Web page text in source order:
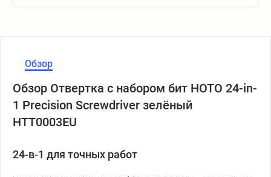
Обзор
Обзор Отвертка с набором бит HOTO 24-in-
1 Precision Screwdriver зелёный
HTT0003EU
24-в-1 для точных работ